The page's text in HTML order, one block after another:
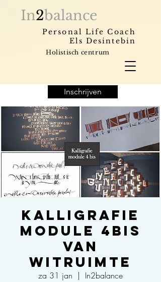
In2balance
Holistisch centrum
Personal Life Coach
Els Desintebin
Inschrijven
Kalligrafie
Module 4bis
van
Witruimte
za 31 jan
  |
In2balance